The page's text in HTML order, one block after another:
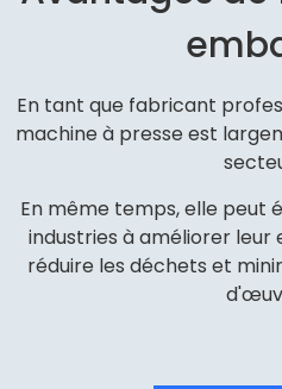
En tant que fabricant
machine à presse est
En même temps, elle peut
industries à améliorer
réduire les déchets et